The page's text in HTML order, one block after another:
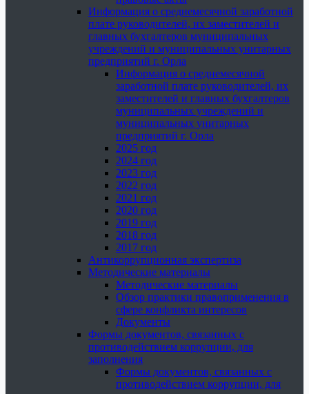
Информация о среднемесячной заработной
плате руководителей, их заместителей и
главных бухгалтеров муниципальных
учреждений и муниципальных унитарных
предприятий г. Орла
Информация о среднемесячной
заработной плате руководителей, их
заместителей и главных бухгалтеров
муниципальных учреждений и
муниципальных унитарных
предприятий г. Орла
2025 год
2024 год
2023 год
2022 год
2021 год
2020 год
2019 год
2018 год
2017 год
Антикоррупционная экспертиза
Методические материалы
Методические материалы
Обзор практики правоприменения в
сфере конфликта интересов
Документы
Формы документов, связанных с
противодействием коррупции, для
заполнения
Формы документов, связанных с
противодействием коррупции, для